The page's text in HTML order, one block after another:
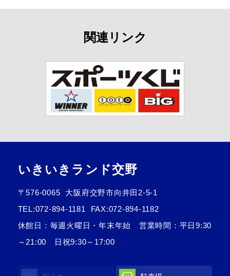
関連リンク
いきいきランド交野
〒576-0065
大阪府交野市向井田2-5-1
TEL:072-894-1181
FAX:072-894-1182
休館日：毎週火曜日・年末年始 営業時間：平日9:30
～21:00 日祝9:30～17:00